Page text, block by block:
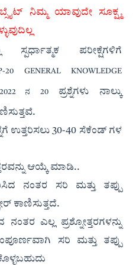
ನಿಮ್ಮ ಯಾವುದೇ ಸೂಕ್ಷ್ಮ
ಪರೀಕ್ಷೆಗಳಿಗೆ
20 GENERAL KNOWLEDGE
2022 ನ 20 ಪ್ರಶ್ನೆಗಳು ನಾಲ್ಕು
ಉತ್ತರಿಸಲು 30-40 ಸೆಕೆಂಡ್ ಗಳ
ಆಯ್ಕೆ ಮಾಡಿ..
ನಂತರ ಸರಿ ಮತ್ತು ತಪ್ಪು
ಕಾಣಿಸುತ್ತದೆ.
ಎಲ್ಲ ಪ್ರಶ್ನೋತ್ತರಗಳನ್ನು
ಸರಿ ಮತ್ತು ತಪ್ಪು